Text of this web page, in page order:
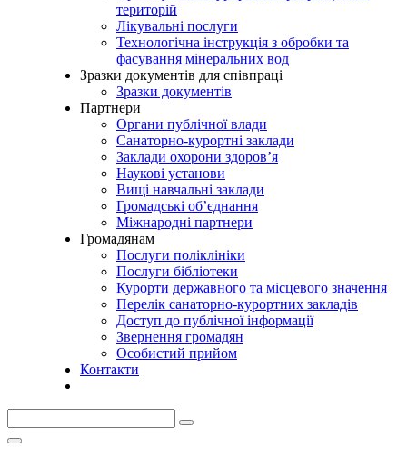
територій
Лікувальні послуги
Технологічна інструкція з обробки та
фасування мінеральних вод
Зразки документів для співпраці
Зразки документів
Партнери
Органи публічної влади
Санаторно-курортні заклади
Заклади охорони здоров’я
Наукові установи
Вищі навчальні заклади
Громадські об’єднання
Міжнародні партнери
Громадянам
Послуги поліклініки
Послуги бібліотеки
Курорти державного та місцевого значення
Перелік санаторно-курортних закладів
Доступ до публічної інформації
Звернення громадян
Особистий прийом
Контакти